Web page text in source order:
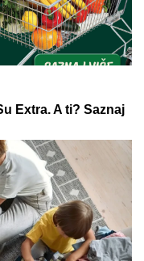
plaćaju 80 EVRA
odvija onlajn i
nije želela
opciju - pare